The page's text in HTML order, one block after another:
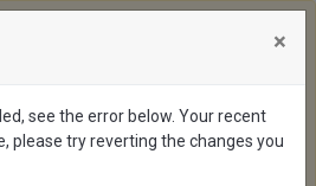
×
see the error below. Your recent
please try reverting the changes you